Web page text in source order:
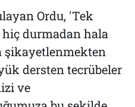
Ordu, 'Tek
durmadan hala
şikayetlenmekten
dersten tecrübeler
ve